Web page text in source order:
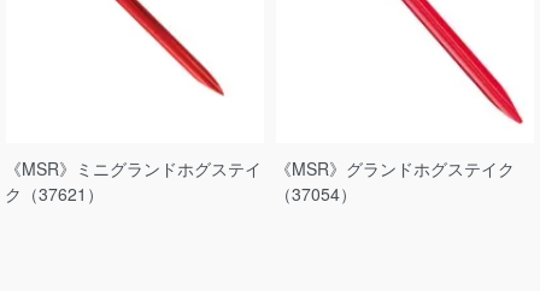
《MSR》ミニグランドホグステイ
ク（37621）
《MSR》グランドホグステイク
（37054）